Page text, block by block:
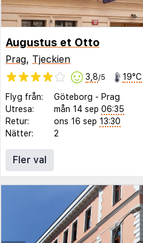
Augustus et Otto
Prag, Tjeckien
3,8/5 19°C
Flyg från: Göteborg - Prag
Utresa:
mån 14 sep 06:35
Retur:
ons 16 sep 13:30
Nätter:
2
Fler val